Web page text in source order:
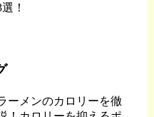
！
ーメンのカロリーを徹